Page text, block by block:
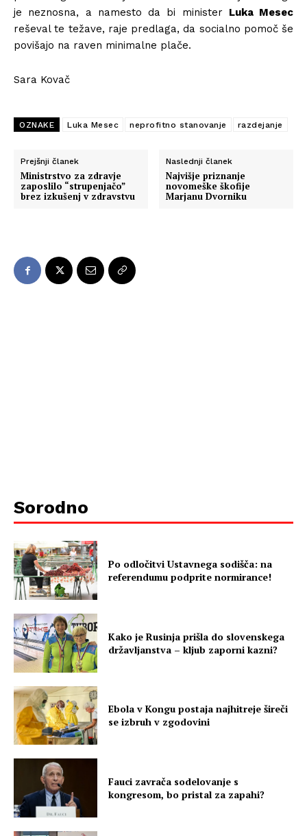
je neznosna, a namesto da bi minister Luka Mesec
reševal te težave, raje predlaga, da socialno pomoč še
povišajo na raven minimalne plače.
Sara Kovač
OZNAKE Luka Mesec neprofitno stanovanje razdejanje
Prejšnji članek
Ministrstvo za zdravje
zaposlilo “strupenjačo”
brez izkušenj v zdravstvu
Naslednji članek
Najvišje priznanje
novomeške škofije
Marjanu Dvorniku
Sorodno
Po odločitvi Ustavnega sodišča: na
referendumu podprite normirance!
Kako je Rusinja prišla do slovenskega
državljanstva – kljub zaporni kazni?
Ebola v Kongu postaja najhitreje šireči
se izbruh v zgodovini
Fauci zavrača sodelovanje s
kongresom, bo pristal za zapahi?